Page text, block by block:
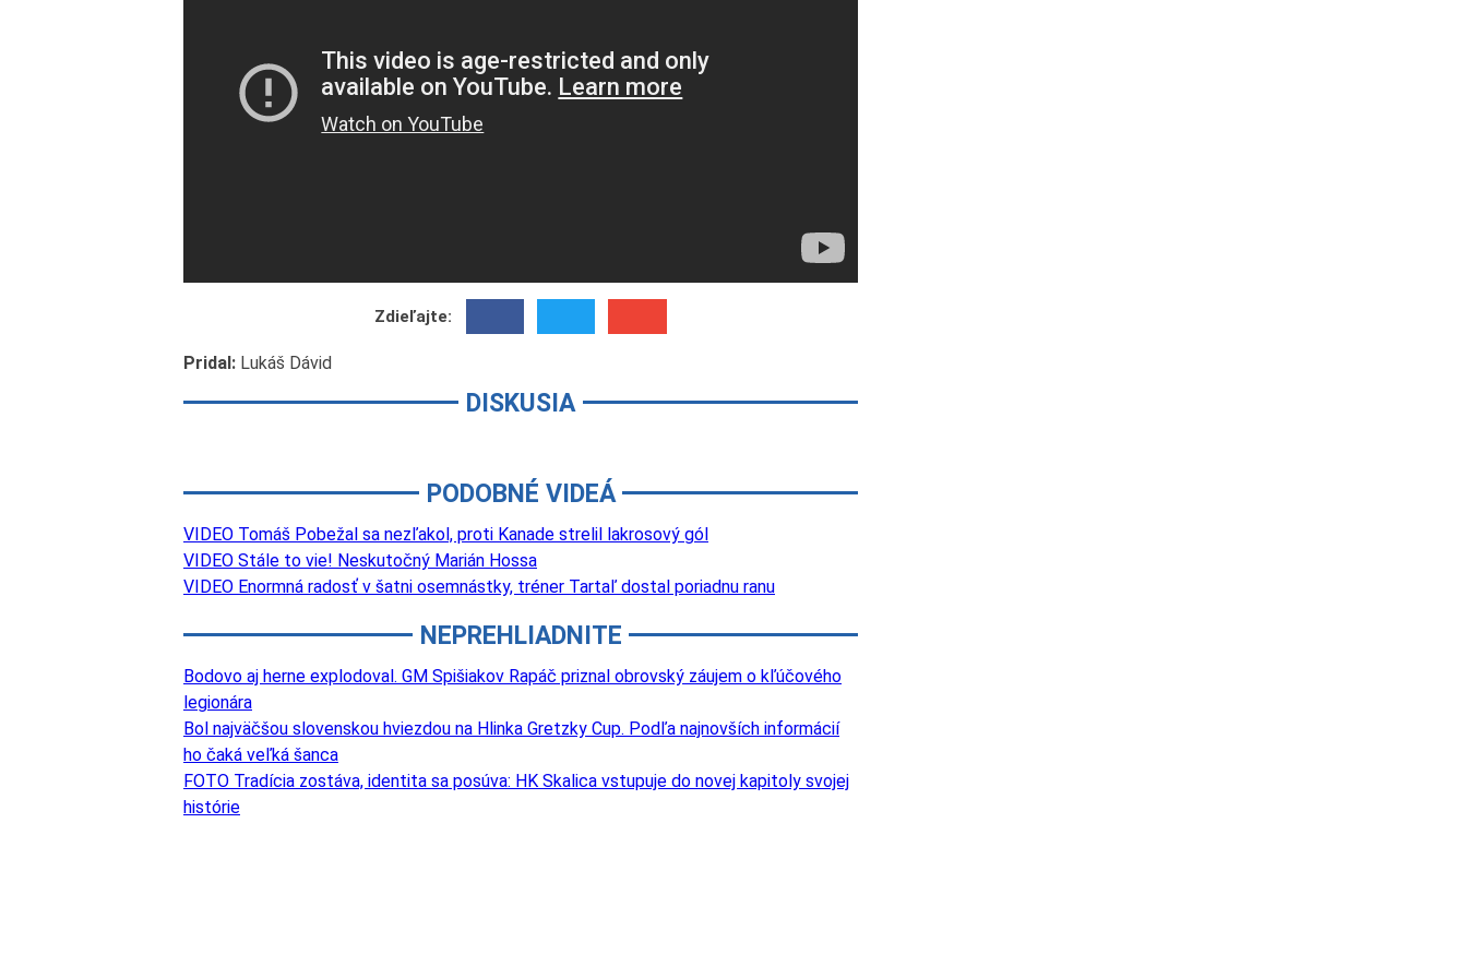
Zdieľajte:
Pridal: Lukáš Dávid
DISKUSIA
PODOBNÉ VIDEÁ
VIDEO Tomáš Pobežal sa nezľakol, proti Kanade strelil lakrosový gól
VIDEO Stále to vie! Neskutočný Marián Hossa
VIDEO Enormná radosť v šatni osemnástky, tréner Tartaľ dostal poriadnu ranu
NEPREHLIADNITE
Bodovo aj herne explodoval. GM Spišiakov Rapáč priznal obrovský záujem o kľúčového
legionára
Bol najväčšou slovenskou hviezdou na Hlinka Gretzky Cup. Podľa najnovších informácií
ho čaká veľká šanca
FOTO Tradícia zostáva, identita sa posúva: HK Skalica vstupuje do novej kapitoly svojej
histórie